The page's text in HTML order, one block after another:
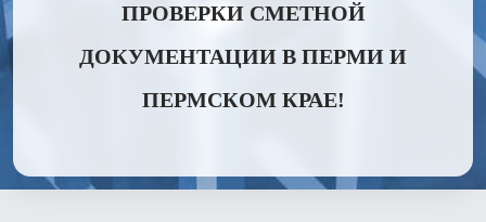
ПРОВЕРКИ СМЕТНОЙ
ДОКУМЕНТАЦИИ В ПЕРМИ И
ПЕРМСКОМ КРАЕ!